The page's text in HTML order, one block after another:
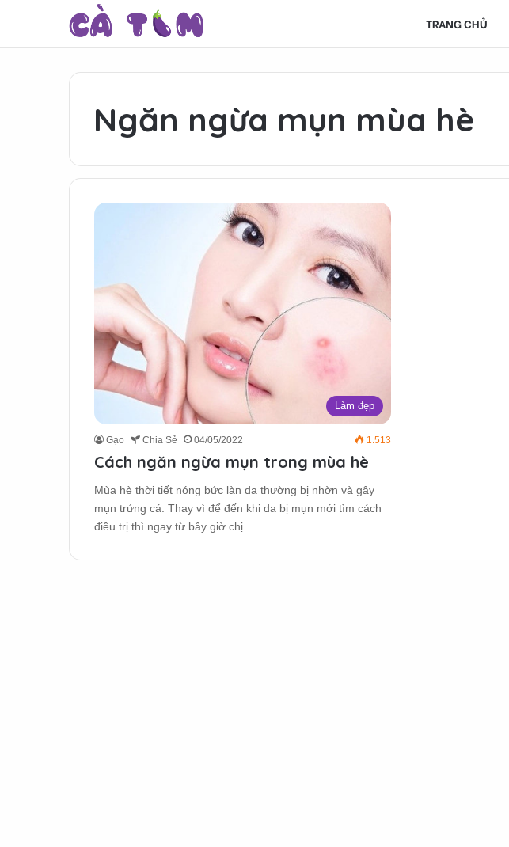
TRANG CHỦ
Ngăn ngừa mụn mùa hè
Làm đẹp
Gạo Chia Sẻ 04/05/2022 1.513
Cách ngăn ngừa mụn trong mùa hè
Mùa hè thời tiết nóng bức làn da thường bị nhờn và gây
mụn trứng cá. Thay vì để đến khi da bị mụn mới tìm cách
điều trị thì ngay từ bây giờ chị…